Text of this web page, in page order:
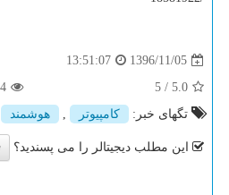
1396/11/05
13:51:07
5.0
/
5
تگهای خبر:
كامپیوتر , هوشمند
این مطلب دیجیتالر را می پسندید؟